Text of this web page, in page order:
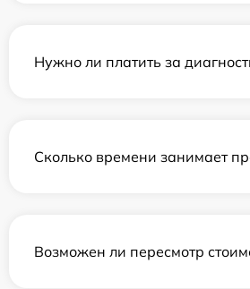
Нужно ли платить за
Сколько времени занимает
Возможен ли пересмотр